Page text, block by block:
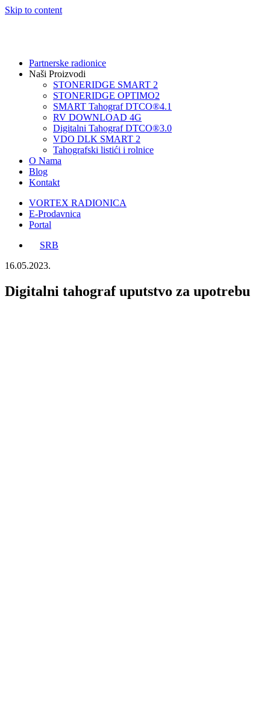
Skip to content
Partnerske radionice
Naši Proizvodi
STONERIDGE SMART 2
STONERIDGE OPTIMO2
SMART Tahograf DTCO®4.1
RV DOWNLOAD 4G
Digitalni Tahograf DTCO®3.0
VDO DLK SMART 2
Tahografski listići i rolnice
O Nama
Blog
Kontakt
VORTEX RADIONICA
E-Prodavnica
Portal
SRB
16.05.2023.
Digitalni tahograf uputstvo za upotrebu